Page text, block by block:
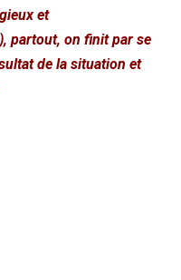
et
partout, on finit par se
de la situation et